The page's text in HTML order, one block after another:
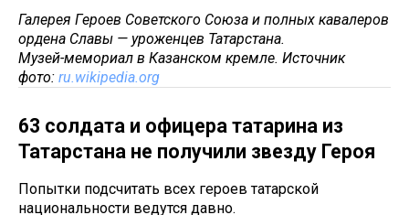
Галерея Героев Советского Союза и полных кавалеров
ордена Славы — уроженцев Татарстана.
Музей-мемориал в Казанском кремле. Источник
фото: ru.wikipedia.org
63 солдата и офицера татарина из
Татарстана не получили звезду Героя
Попытки подсчитать всех героев татарской
национальности ведутся давно.